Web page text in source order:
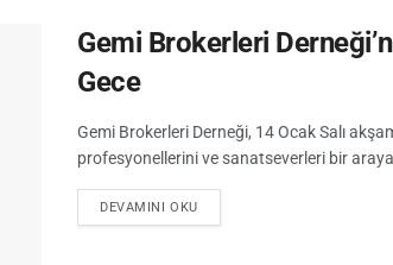
Gemi Brokerleri
Gece
Gemi Brokerleri Derneği, 14 Ocak Salı
profesyonellerini ve sanatseverleri bir
DEVAMINI OKU